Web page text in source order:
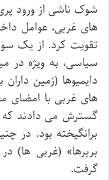
شوک ناشی از ورود
های غربی، عوامل
تقویت کرد. از یک
سیاسی، به ویژه در
دایمیوها (زمین
های غربی با امضای
گسترش می دادند که
برانگیخته بود. در
بربرها» (غربی ها)
گرفت.